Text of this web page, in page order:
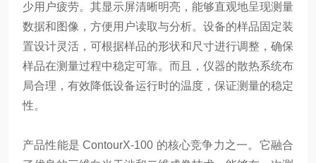
少用户疲劳。其显示屏清晰明亮，能够直观地呈现测量
数据和图像，方便用户读取与分析。设备的样品固定装
置设计灵活，可根据样品的形状和尺寸进行调整，确保
样品在测量过程中稳定可靠。而且，仪器的散热系统布
局合理，有效降低设备运行时的温度，保证测量的稳定
性。
产品性能是 ContourX-100 的核心竞争力之一。它融合